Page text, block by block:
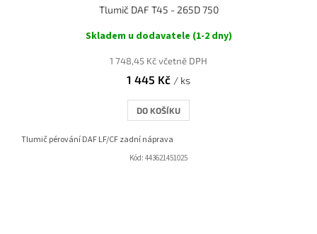
Tlumič DAF T45 - 265D 750
Skladem u dodavatele (1-2 dny)
1 748,45 Kč včetně DPH
1 445 Kč / ks
DO KOŠÍKU
Tlumič pérování DAF LF/CF zadní náprava
Kód: 443621451025